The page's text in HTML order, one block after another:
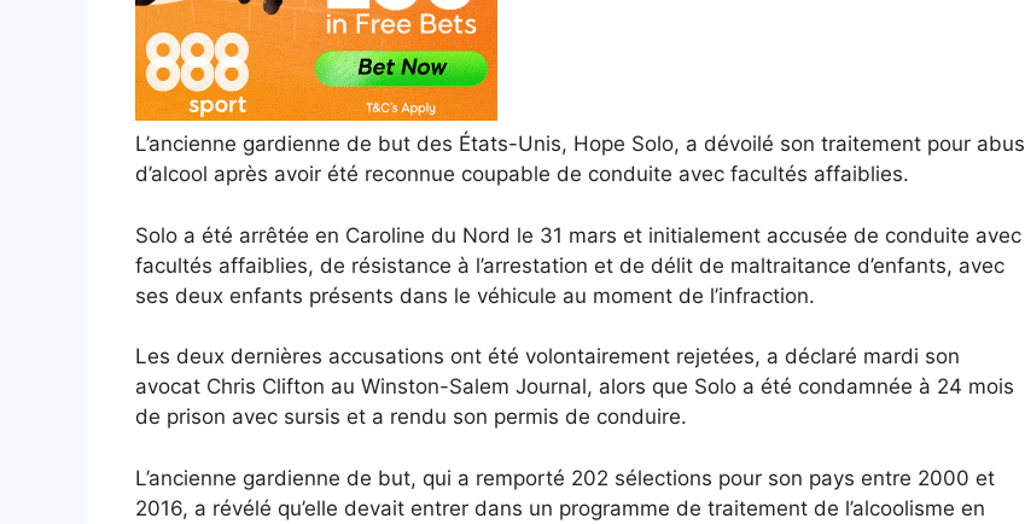
L’ancienne gardienne de but des États-Unis, Hope Solo, a dévoilé son traitement pour abus
d’alcool après avoir été reconnue coupable de conduite avec facultés affaiblies.
Solo a été arrêtée en Caroline du Nord le 31 mars et initialement accusée de conduite avec
facultés affaiblies, de résistance à l’arrestation et de délit de maltraitance d’enfants, avec
ses deux enfants présents dans le véhicule au moment de l’infraction.
Les deux dernières accusations ont été volontairement rejetées, a déclaré mardi son
avocat Chris Clifton au Winston-Salem Journal, alors que Solo a été condamnée à 24 mois
de prison avec sursis et a rendu son permis de conduire.
L’ancienne gardienne de but, qui a remporté 202 sélections pour son pays entre 2000 et
2016, a révélé qu’elle devait entrer dans un programme de traitement de l’alcoolisme en